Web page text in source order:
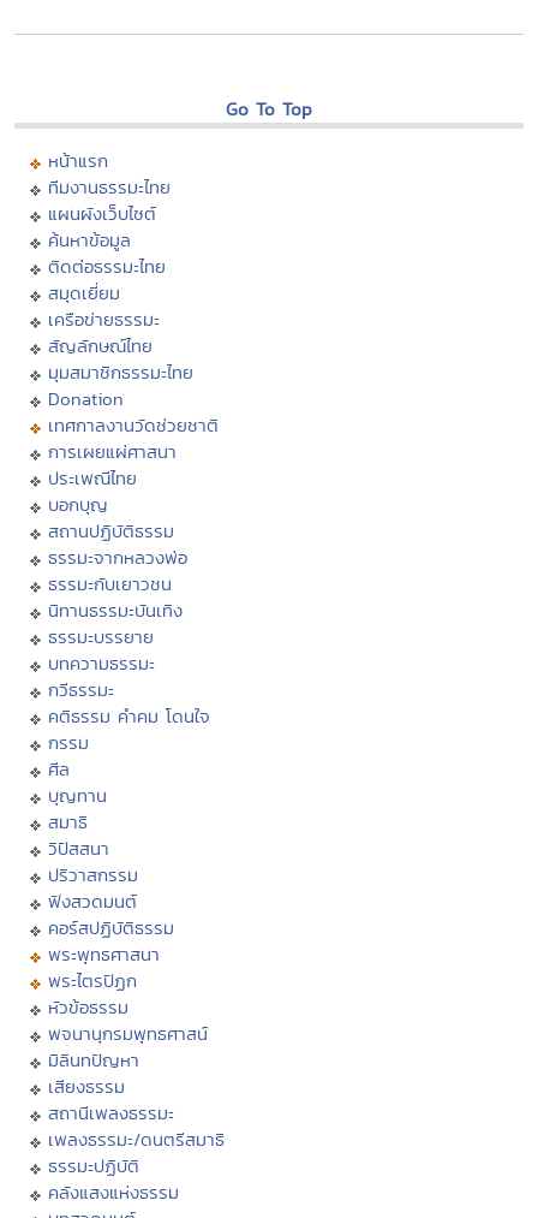
Go To Top
หน้าแรก
ทีมงานธรรมะไทย
แผนผังเว็บไซต์
ค้นหาข้อมูล
ติดต่อธรรมะไทย
สมุดเยี่ยม
เครือข่ายธรรมะ
สัญลักษณ์ไทย
มุมสมาชิกธรรมะไทย
Donation
เทศกาลงานวัดช่วยชาติ
การเผยแผ่ศาสนา
ประเพณีไทย
บอกบุญ
สถานปฏิบัติธรรม
ธรรมะจากหลวงพ่อ
ธรรมะกับเยาวชน
นิทานธรรมะบันเทิง
ธรรมะบรรยาย
บทความธรรมะ
กวีธรรมะ
คติธรรม คำคม โดนใจ
กรรม
ศีล
บุญทาน
สมาธิ
วิปัสสนา
ปริวาสกรรม
ฟังสวดมนต์
คอร์สปฏิบัติธรรม
พระพุทธศาสนา
พระไตรปิฏก
หัวข้อธรรม
พจนานุกรมพุทธศาสน์
มิลินทปัญหา
เสียงธรรม
สถานีเพลงธรรมะ
เพลงธรรมะ/ดนตรีสมาธิ
ธรรมะปฏิบัติ
คลังแสงแห่งธรรม